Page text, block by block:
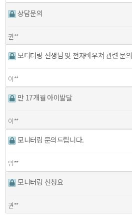
상담문의
권**
모티터링 선생님 및 전자바우쳐 관련 문의
이**
만 17개월 아이발달
이**
모니터링 문의드립니다.
임**
모니터링 신청요
권**